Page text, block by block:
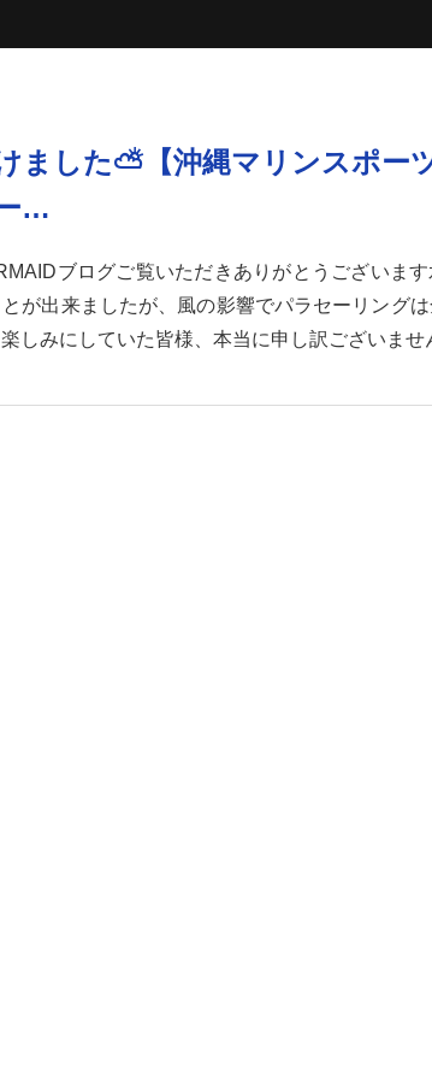
ました⛅【沖縄マリンスポー
…
ブログご覧いただきありがとうございま
が出来ましたが、風の影響でパラセーリングは
しみにしていた皆様、本当に申し訳ございま